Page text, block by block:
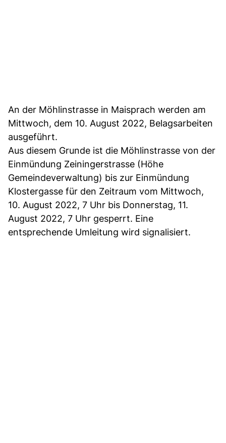
An der Möhlinstrasse in Maisprach werden am
Mittwoch, dem 10. August 2022, Belagsarbeiten
ausgeführt.
Aus diesem Grunde ist die Möhlinstrasse von der
Einmündung Zeiningerstrasse (Höhe
Gemeindeverwaltung) bis zur Einmündung
Klostergasse für den Zeitraum vom Mittwoch,
10. August 2022, 7 Uhr bis Donnerstag, 11.
August 2022, 7 Uhr gesperrt. Eine
entsprechende Umleitung wird signalisiert.